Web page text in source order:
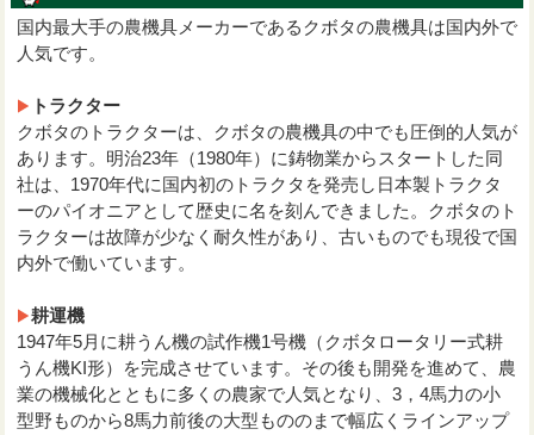
国内最大手の農機具メーカーであるクボタの農機具は国内外で
人気です。
トラクター
クボタのトラクターは、クボタの農機具の中でも圧倒的人気が
あります。明治23年（1980年）に鋳物業からスタートした同
社は、1970年代に国内初のトラクタを発売し日本製トラクタ
ーのパイオニアとして歴史に名を刻んできました。クボタのト
ラクターは故障が少なく耐久性があり、古いものでも現役で国
内外で働いています。
耕運機
1947年5月に耕うん機の試作機1号機（クボタロータリー式耕
うん機KI形）を完成させています。その後も開発を進めて、農
業の機械化とともに多くの農家で人気となり、3，4馬力の小
型野ものから8馬力前後の大型もののまで幅広くラインアップ